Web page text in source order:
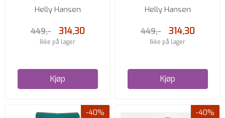
2.0 JACKET NAVY
Helly Hansen
449,- 314,30
Ikke på lager
Kjøp
2.0 JACKET SUNSET PINK
Helly Hansen
449,- 314,30
Ikke på lager
Kjøp
-40% -40%